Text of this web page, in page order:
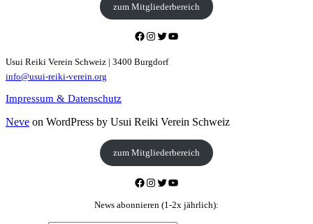
zum Mitgliederbereich
Facebook
Instagram
TwitterYouTube
Usui Reiki Verein Schweiz | 3400 Burgdorf
info@usui-reiki-verein.org
Impressum & Datenschutz
Neve on WordPress by Usui Reiki Verein Schweiz
zum Mitgliederbereich
Facebook
Instagram
TwitterYouTube
News abonnieren (1-2x jährlich):